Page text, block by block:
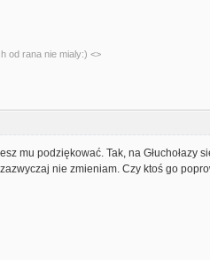
od rana nie mialy:) <>
mu podziękować. Tak, na
nie zmieniam. Czy ktoś go